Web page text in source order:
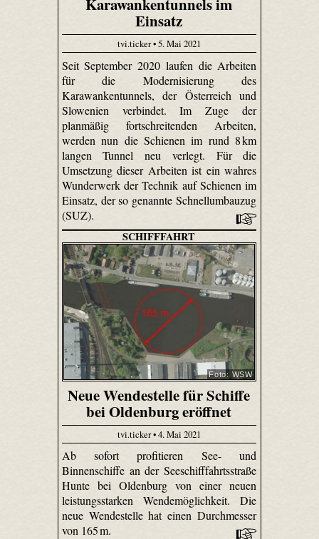
Karawankentunnels im
Einsatz
tvi.ticker • 5. Mai 2021
Seit September 2020 laufen die Arbeiten
für die Modernisierung des
Karawankentunnels, der Österreich und
Slowenien verbindet. Im Zuge der
planmäßig fortschreitenden Arbeiten,
werden nun die Schienen im rund 8 km
langen Tunnel neu verlegt. Für die
Umsetzung dieser Arbeiten ist ein wahres
Wunderwerk der Technik auf Schienen im
Einsatz, der so genannte Schnellumbauzug
(SUZ).
SCHIFFFAHRT
Foto: WSW
Neue Wendestelle für Schiffe
bei Oldenburg eröffnet
tvi.ticker • 4. Mai 2021
Ab sofort profitieren See- und
Binnenschiffe an der Seeschifffahrtsstraße
Hunte bei Oldenburg von einer neuen
leistungsstarken Wendemöglichkeit. Die
neue Wendestelle hat einen Durchmesser
von 165 m.